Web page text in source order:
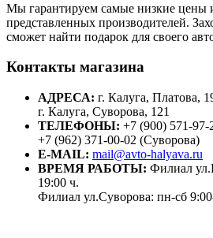
Мы гарантируем самые низкие
представленных производителей.
сможет найти подарок для своего
Контакты магазина
АДРЕСА: г. Калуга, Платова,
г. Калуга, Суворова, 121
ТЕЛЕФОНЫ: +7 (900) 571-97-
+7 (962) 371-00-02 (Суворова)
E-MAIL: mail@avto-halyava.ru
ВРЕМЯ РАБОТЫ: Филиал
19:00 ч.
Филиал ул.Суворова: пн-сб